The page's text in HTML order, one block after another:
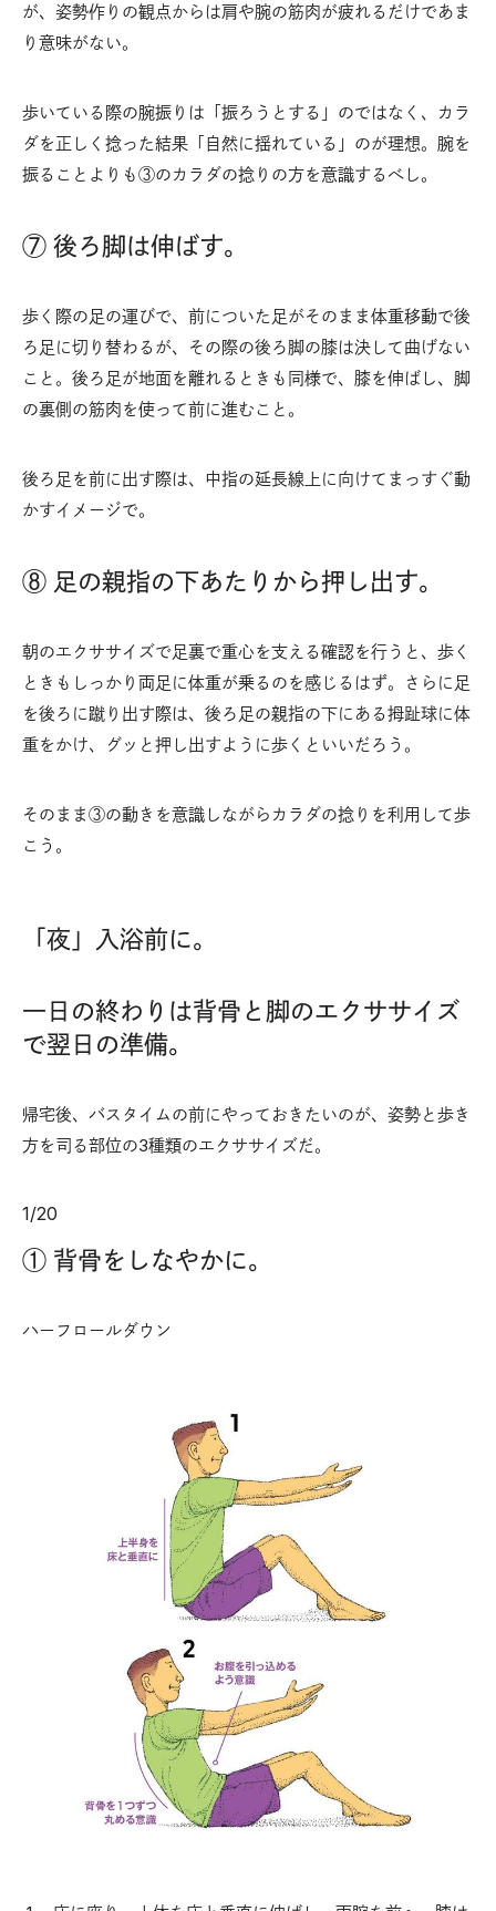
が、姿勢作りの観点からは肩や腕の筋肉が疲れるだけであま
り意味がない。
歩いている際の腕振りは「振ろうとする」のではなく、カラ
ダを正しく捻った結果「自然に揺れている」のが理想。腕を
振ることよりも③のカラダの捻りの方を意識するべし。
⑦ 後ろ脚は伸ばす。
歩く際の足の運びで、前についた足がそのまま体重移動で後
ろ足に切り替わるが、その際の後ろ脚の膝は決して曲げない
こと。後ろ足が地面を離れるときも同様で、膝を伸ばし、脚
の裏側の筋肉を使って前に進むこと。
後ろ足を前に出す際は、中指の延長線上に向けてまっすぐ動
かすイメージで。
⑧ 足の親指の下あたりから押し出す。
朝のエクササイズで足裏で重心を支える確認を行うと、歩く
ときもしっかり両足に体重が乗るのを感じるはず。さらに足
を後ろに蹴り出す際は、後ろ足の親指の下にある拇趾球に体
重をかけ、グッと押し出すように歩くといいだろう。
そのまま③の動きを意識しながらカラダの捻りを利用して歩
こう。
「夜」入浴前に。
一日の終わりは背骨と脚のエクササイズ
で翌日の準備。
帰宅後、バスタイムの前にやっておきたいのが、姿勢と歩き
方を司る部位の3種類のエクササイズだ。
1/20
① 背骨をしなやかに。
ハーフロールダウン